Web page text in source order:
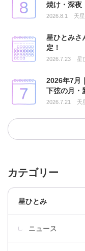
焼け・深夜
2026.8.1 天
星ひとみさ
定！
2026.7.23 星
2026年7月
下弦の月・
2026.7.21 天
カテゴリー
星ひとみ
ニュース